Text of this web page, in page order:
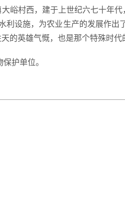
峪村西，建于上世纪六七十年
利设施，为农业生产的发展作
的英雄气慨，也是那个特殊时代
护单位。